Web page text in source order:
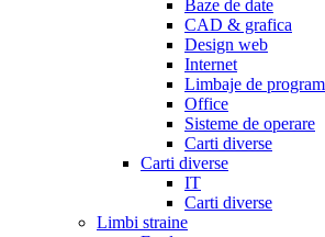
Baze de date
CAD & grafica
Design web
Internet
Limbaje de
Office
Sisteme de operare
Carti diverse
Carti diverse
IT
Carti diverse
Limbi straine